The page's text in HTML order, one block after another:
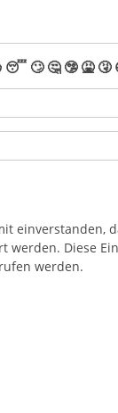
😴 🙄 🤔 🤥 🤮 🤧
einverstanden,
werden. Diese
werden.